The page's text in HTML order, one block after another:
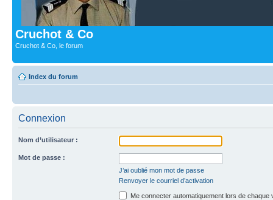
Cruchot & Co
Cruchot & Co, le forum
Index du forum
Connexion
Nom d’utilisateur :
Mot de passe :
J’ai oublié mon mot de passe
Renvoyer le courriel d’activation
Me connecter automatiquement lors de chaque